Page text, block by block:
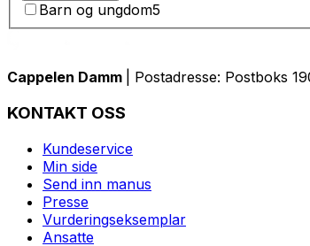
Barn og ungdom5
Cappelen Damm | Postadresse: Postboks
KONTAKT OSS
Kundeservice
Min side
Send inn manus
Presse
Vurderingseksemplar
Ansatte